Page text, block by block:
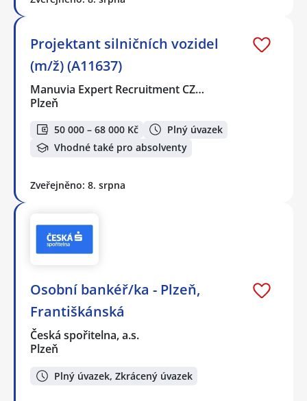
Projektant silničních vozidel
(m/ž) (A11637)
Manuvia Expert Recruitment CZ…
Plzeň
50 000 – 68 000 Kč
Plný úvazek
Vhodné také pro absolventy
Zveřejněno: 8. srpna
Osobní bankéř/ka - Plzeň,
Františkánská
Česká spořitelna, a.s.
Plzeň
Plný úvazek, Zkrácený úvazek